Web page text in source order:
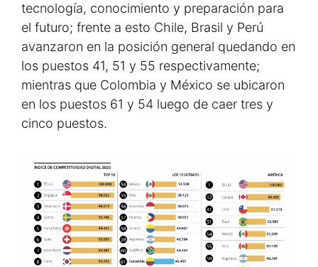
tecnología, conocimiento y preparación para
el futuro; frente a esto Chile, Brasil y Perú
avanzaron en la posición general quedando en
los puestos 41, 51 y 55 respectivamente;
mientras que Colombia y México se ubicaron
en los puestos 61 y 54 luego de caer tres y
cinco puestos.